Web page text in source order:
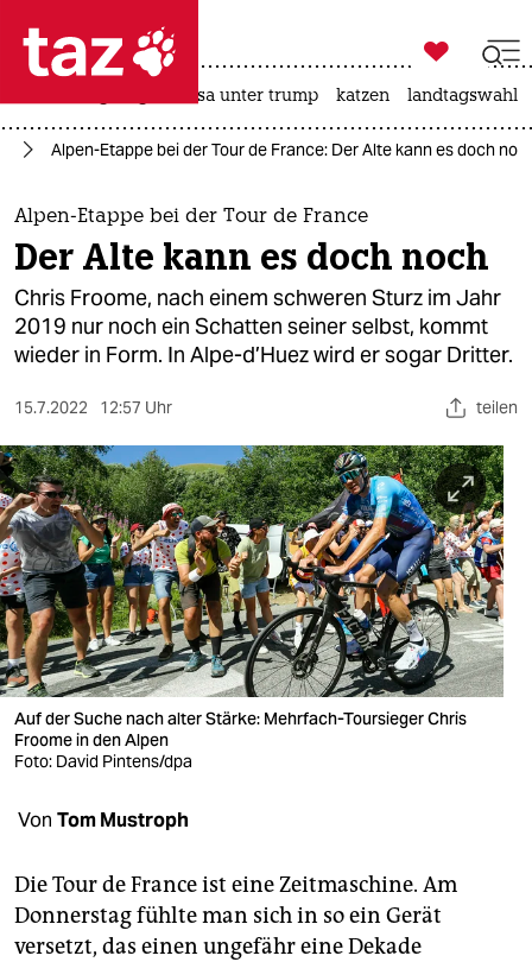
 taz zahl ich
taz zahl ich
themen
politik
öko
sport
berlin
nord
wahrheit
verlag
verlag
shop
fragen & hilfe
unterstützen

taz zahl ich
usa unter trump katzen landtagswahl
Alpen-Etappe bei der Tour de France: Der Alte kann es doch
Alpen-Etappe bei der Tour de France
Der Alte kann es doch noch
Chris Froome, nach einem schweren Sturz im Jahr
2019 nur noch ein Schatten seiner selbst, kommt
wieder in Form. In Alpe-d’Huez wird er sogar Dritter.
15.7.2022 12:57 Uhr teilen
Auf der Suche nach alter Stärke: Mehrfach-Toursieger Chris
Froome in den Alpen
Foto: David Pintens/dpa
Von Tom Mustroph
Die Tour de France ist eine Zeitmaschine. Am
Donnerstag fühlte man sich in so ein Gerät
versetzt, das einen ungefähr eine Dekade